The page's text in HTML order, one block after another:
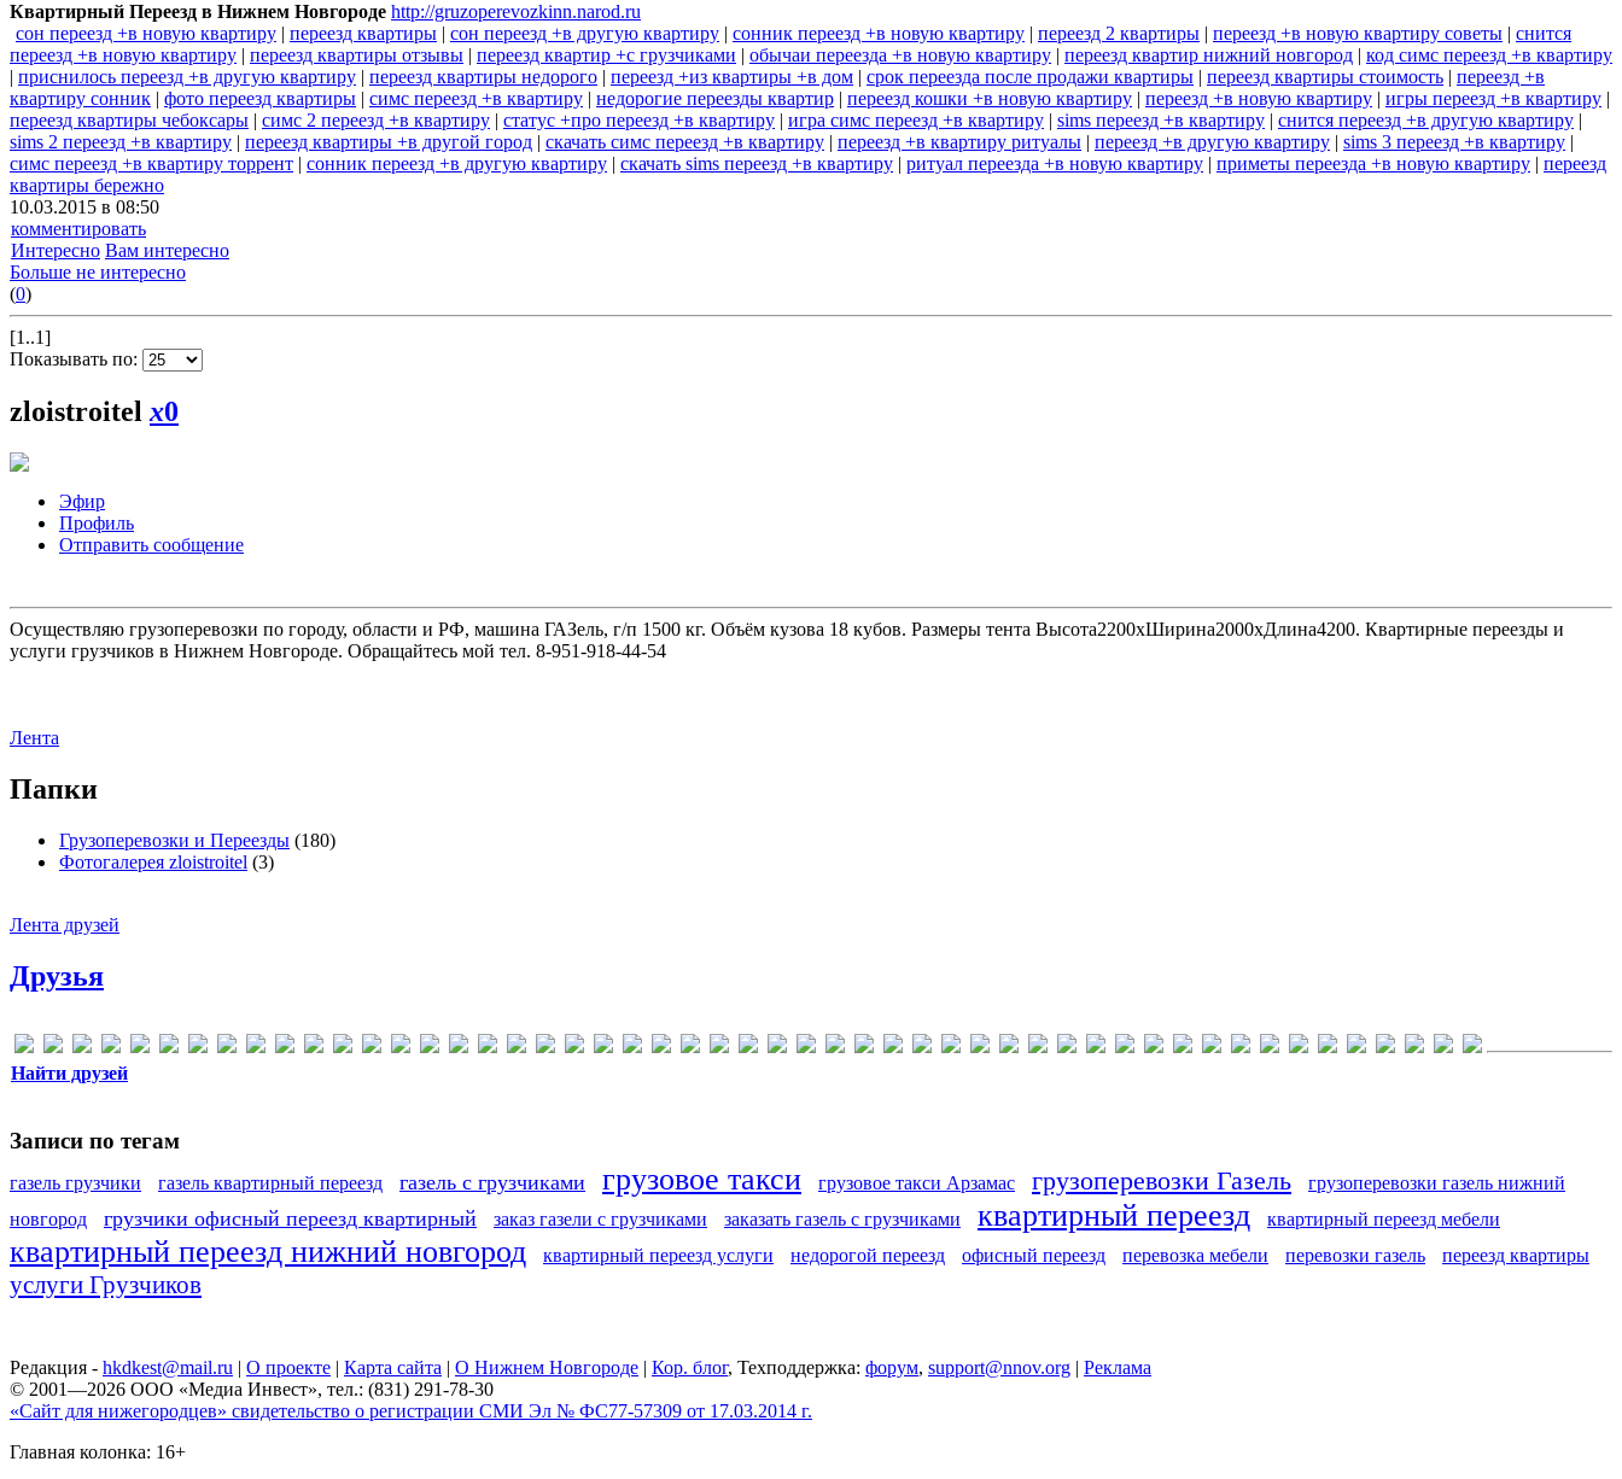
Квартирный Переезд в Нижнем Новгороде http://gruzoperevozkinn.narod.ru
сон переезд +в новую квартиру | переезд квартиры | сон переезд +в другую квартиру | сонник переезд +в новую квартиру | переезд 2 квартиры | переезд +в новую квартиру советы | снится
переезд +в новую квартиру | переезд квартиры отзывы | переезд квартир +с грузчиками | обычаи переезда +в новую квартиру | переезд квартир нижний новгород | код симс переезд +в квартиру
| приснилось переезд +в другую квартиру | переезд квартиры недорого | переезд +из квартиры +в дом | срок переезда после продажи квартиры | переезд квартиры стоимость | переезд +в
квартиру сонник | фото переезд квартиры | симс переезд +в квартиру | недорогие переезды квартир | переезд кошки +в новую квартиру | переезд +в новую квартиру | игры переезд +в квартиру |
переезд квартиры чебоксары | симс 2 переезд +в квартиру | статус +про переезд +в квартиру | игра симс переезд +в квартиру | sims переезд +в квартиру | снится переезд +в другую квартиру |
sims 2 переезд +в квартиру | переезд квартиры +в другой город | скачать симс переезд +в квартиру | переезд +в квартиру ритуалы | переезд +в другую квартиру | sims 3 переезд +в квартиру |
симс переезд +в квартиру торрент | сонник переезд +в другую квартиру | скачать sims переезд +в квартиру | ритуал переезда +в новую квартиру | приметы переезда +в новую квартиру | переезд
квартиры бережно
10.03.2015 в 08:50
комментировать
Интересно Вам интересно
Больше не интересно
(0)
[1..1]
Показывать по:
zloistroitel x0
Эфир
Профиль
Отправить сообщение
Осуществляю грузоперевозки по городу, области и РФ, машина ГАЗель, г/п 1500 кг. Объём кузова 18 кубов. Размеры тента Высота2200хШирина2000хДлина4200. Квартирные переезды и
услуги грузчиков в Нижнем Новгороде. Обращайтесь мой тел. 8-951-918-44-54
Лента
Папки
Грузоперевозки и Переезды (180)
Фотогалерея zloistroitel (3)
Лента друзей
Друзья
Найти друзей
Записи по тегам
газель грузчики газель квартирный переезд газель с грузчиками грузовое такси грузовое такси Арзамас грузоперевозки Газель
грузоперевозки газель нижний
новгород
грузчики офисный переезд квартирный заказ газели с грузчиками заказать газель с грузчиками квартирный переезд квартирный переезд мебели
квартирный переезд нижний новгород квартирный переезд услуги недорогой переезд офисный переезд перевозка мебели перевозки газель переезд квартиры
услуги Грузчиков
Редакция - hkdkest@mail.ru | О проекте | Карта сайта | О Нижнем Новгороде | Кор. блог, Техподдержка: форум, support@nnov.org | Реклама
© 2001—2026 ООО «Медиа Инвест», тел.: (831) 291-78-30
«Сайт для нижегородцев» свидетельство о регистрации СМИ Эл № ФС77-57309 от 17.03.2014 г.
Главная колонка: 16+